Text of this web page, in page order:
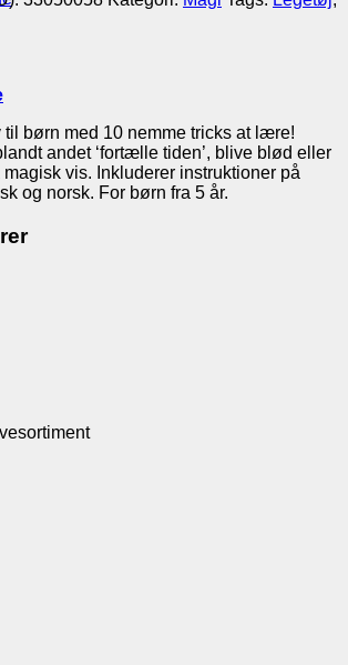
til børn med 10 nemme tricks at lære!
andet ‘fortælle tiden’, blive blød eller
vis. Inkluderer instruktioner på
og norsk. For børn fra 5 år.